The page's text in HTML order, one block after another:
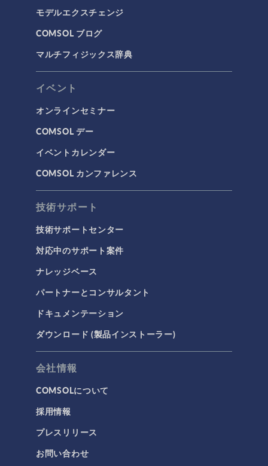
モデルエクスチェンジ
COMSOL ブログ
マルチフィジックス辞典
イベント
オンラインセミナー
COMSOL デー
イベントカレンダー
COMSOL カンファレンス
技術サポート
技術サポートセンター
対応中のサポート案件
ナレッジベース
パートナーとコンサルタント
ドキュメンテーション
ダウンロード (製品インストーラー)
会社情報
COMSOLについて
採用情報
プレスリリース
お問い合わせ